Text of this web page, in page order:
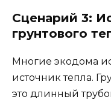
Сценарий 3:
грунтового
Многие экодома
источник тепла.
это длинный